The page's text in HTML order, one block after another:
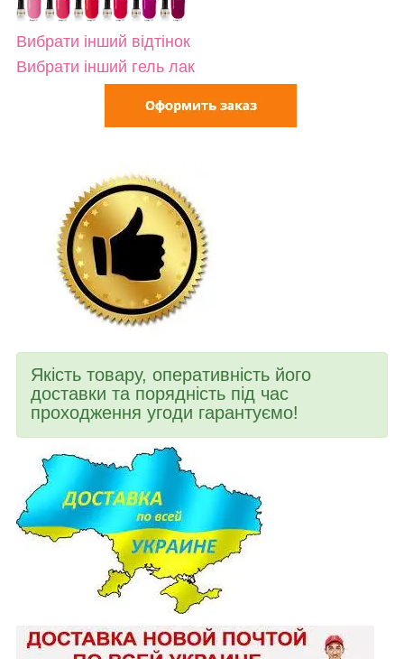
Вибрати інший відтінок
Вибрати інший гель лак
Якість товару, оперативність його
доставки та порядність під час
проходження угоди гарантуємо!